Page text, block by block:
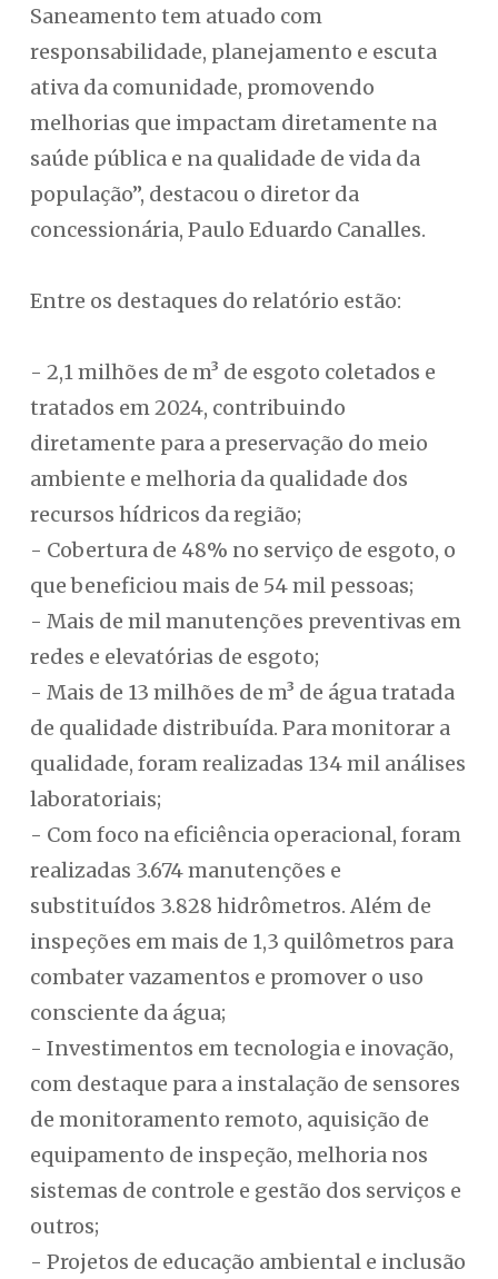
Saneamento tem atuado com
responsabilidade, planejamento e escuta
ativa da comunidade, promovendo
melhorias que impactam diretamente na
saúde pública e na qualidade de vida da
população”, destacou o diretor da
concessionária, Paulo Eduardo Canalles.
Entre os destaques do relatório estão:
- 2,1 milhões de m³ de esgoto coletados e
tratados em 2024, contribuindo
diretamente para a preservação do meio
ambiente e melhoria da qualidade dos
recursos hídricos da região;
- Cobertura de 48% no serviço de esgoto, o
que beneficiou mais de 54 mil pessoas;
- Mais de mil manutenções preventivas em
redes e elevatórias de esgoto;
- Mais de 13 milhões de m³ de água tratada
de qualidade distribuída. Para monitorar a
qualidade, foram realizadas 134 mil análises
laboratoriais;
- Com foco na eficiência operacional, foram
realizadas 3.674 manutenções e
substituídos 3.828 hidrômetros. Além de
inspeções em mais de 1,3 quilômetros para
combater vazamentos e promover o uso
consciente da água;
- Investimentos em tecnologia e inovação,
com destaque para a instalação de sensores
de monitoramento remoto, aquisição de
equipamento de inspeção, melhoria nos
sistemas de controle e gestão dos serviços e
outros;
- Projetos de educação ambiental e inclusão